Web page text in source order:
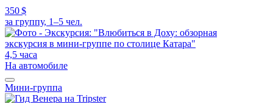
350 $
за группу, 1–5 чел.
4,5 часа
На автомобиле
Мини-группа